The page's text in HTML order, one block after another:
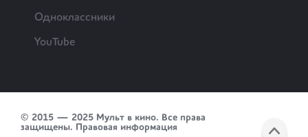
Одноклассники
YouTube
© 2015 — 2025 Мульт в кино. Все права
защищены. Правовая информация